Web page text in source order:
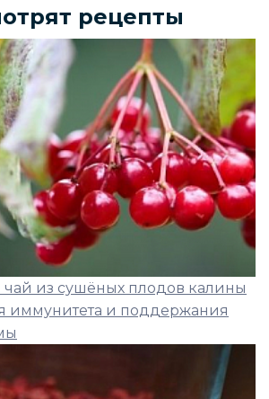
рецепты
из сушёных плодов калины
иммунитета и поддержания